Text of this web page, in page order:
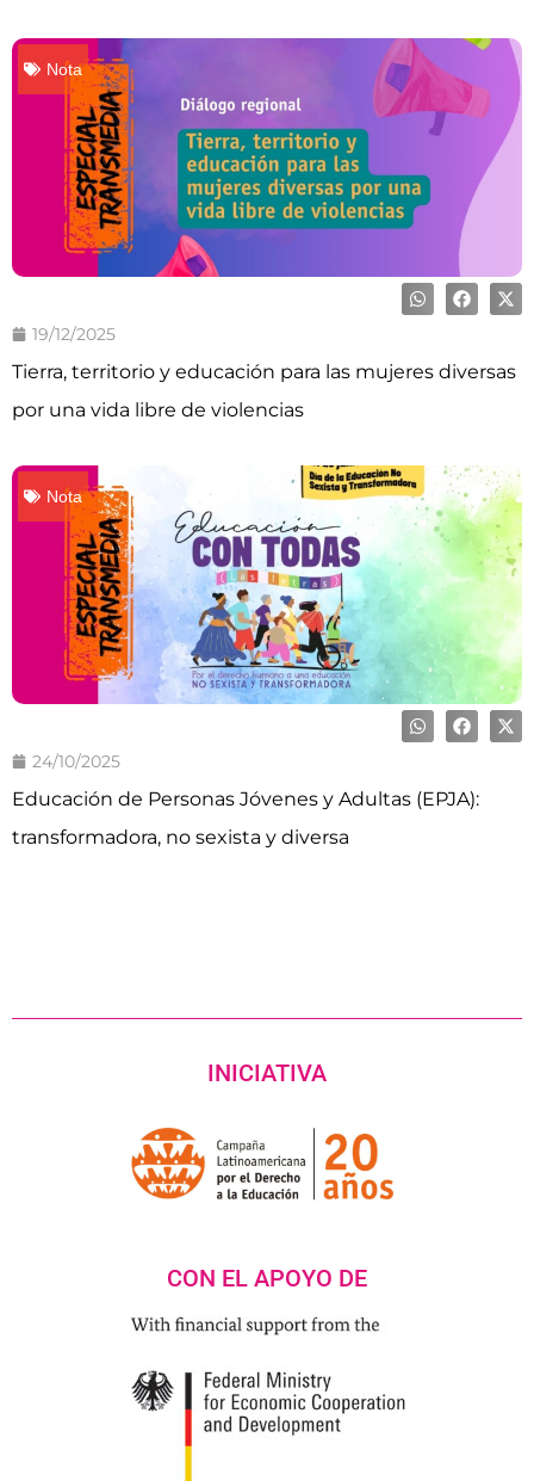
Nota
19/12/2025
Tierra, territorio y educación para las mujeres diversas
por una vida libre de violencias
Nota
24/10/2025
Educación de Personas Jóvenes y Adultas (EPJA):
transformadora, no sexista y diversa
INICIATIVA
CON EL APOYO DE